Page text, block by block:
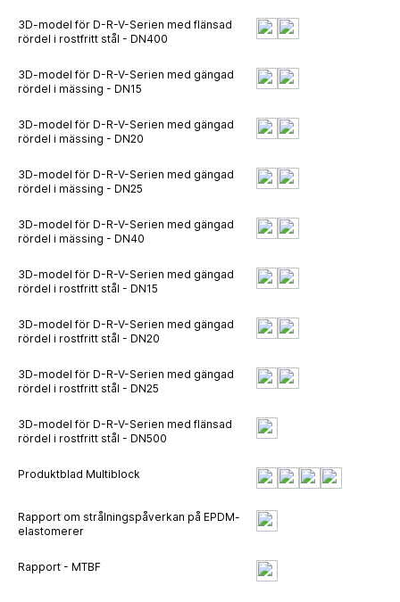
3D-model för D-R-V-Serien med flänsad
rördel i rostfritt stål - DN400
3D-model för D-R-V-Serien med gängad
rördel i mässing - DN15
3D-model för D-R-V-Serien med gängad
rördel i mässing - DN20
3D-model för D-R-V-Serien med gängad
rördel i mässing - DN25
3D-model för D-R-V-Serien med gängad
rördel i mässing - DN40
3D-model för D-R-V-Serien med gängad
rördel i rostfritt stål - DN15
3D-model för D-R-V-Serien med gängad
rördel i rostfritt stål - DN20
3D-model för D-R-V-Serien med gängad
rördel i rostfritt stål - DN25
3D-model för D-R-V-Serien med flänsad
rördel i rostfritt stål - DN500
Produktblad Multiblock
Rapport om strålningspåverkan på EPDM-
elastomerer
Rapport - MTBF